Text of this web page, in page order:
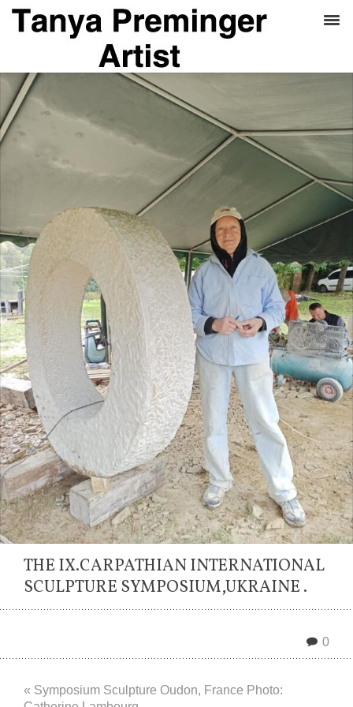
THE IX.CARPATHIAN INTERNATIONAL
SCULPTURE SYMPOSIUM,UKRAINE .
0
« Symposium Sculpture Oudon, France Photo: